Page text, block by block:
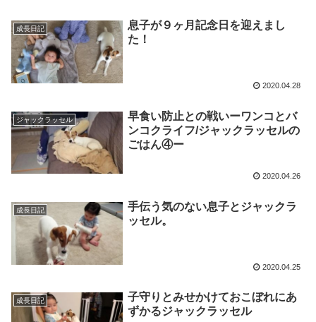
成長日記
息子が９ヶ月記念日を迎えまし
た！
2020.04.28
ジャックラッセル
早食い防止との戦いーワンコとバ
ンコクライフ/ジャックラッセルの
ごはん④ー
2020.04.26
成長日記
手伝う気のない息子とジャックラ
ッセル。
2020.04.25
成長日記
子守りとみせかけておこぼれにあ
ずかるジャックラッセル